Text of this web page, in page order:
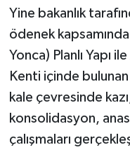
Yine bakanlık
ödenek
Yonca) Planlı Yapı
Kenti içinde bulunan
kale çevresinde
konsolidasyon,
çalışmaları